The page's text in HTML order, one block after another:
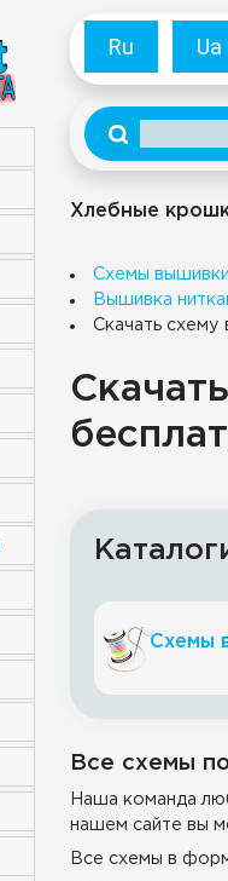
Ru Ua
Хлебные
Схемы
Вышивка
Скачать
Схемы
Все схемы
Наша команда
нашем сайте вы
Все схемы в